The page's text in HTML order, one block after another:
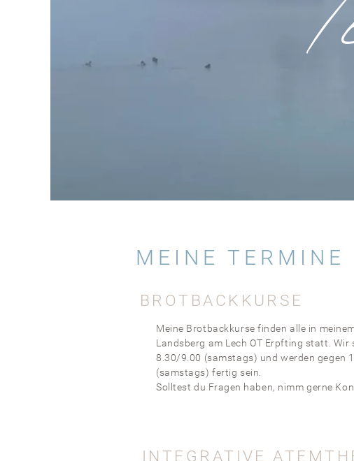
MEINE TERMINE
BROTBACKKURSE
Meine Brotbackkurse finden alle in
Landsberg am Lech OT Erpfting statt. Wir
8.30/9.00 (samstags) und werden gegen
(samstags) fertig sein.
Solltest du Fragen haben, nimm gerne
INTEGRATIVE